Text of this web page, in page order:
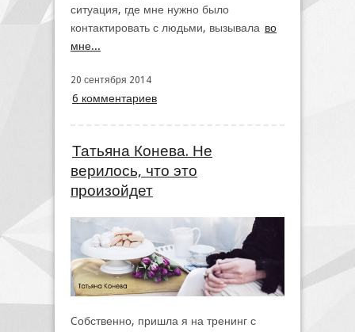
ситуация, где мне нужно было
контактировать с людьми, вызывала во
мне...
20 сентября 2014
6 комментариев
Татьяна Конева. Не
верилось, что это
произойдет
Cобственно, пришла я на тренинг с